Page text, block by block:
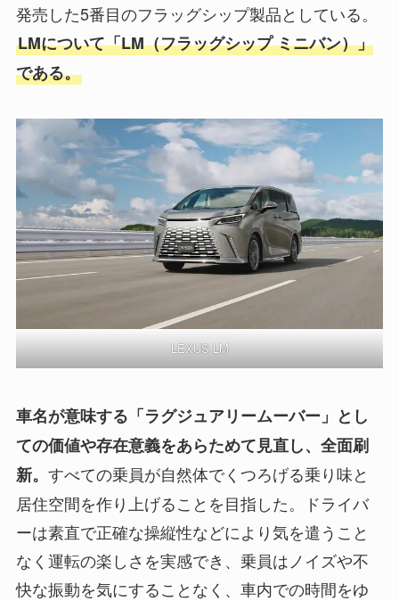
発売した5番目のフラッグシップ製品としている。
LMについて「LM（フラッグシップ ミニバン）」
である。
LEXUS LM
車名が意味する「ラグジュアリームーバー」とし
ての価値や存在意義をあらためて見直し、全面刷
新。 すべての乗員が自然体でくつろげる乗り味と
居住空間を作り上げることを目指した。ドライバ
ーは素直で正確な操縦性などにより気を遣うこと
なく運転の楽しさを実感でき、乗員はノイズや不
快な振動を気にすることなく、車内での時間をゆ